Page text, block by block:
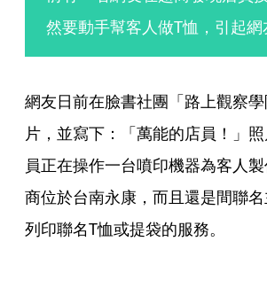
然要動手幫客人做T恤，引起網
網友日前在臉書社團「路上觀察
片，並寫下：「萬能的店員！」
員正在操作一台噴印機器為客人
商位於台南永康，而且還是間聯
列印聯名T恤或提袋的服務。